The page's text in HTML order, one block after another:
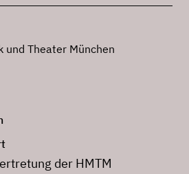
und Theater München
der HMTM